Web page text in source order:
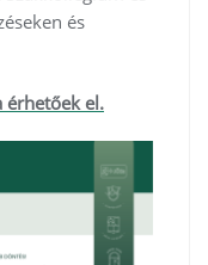
és
el.